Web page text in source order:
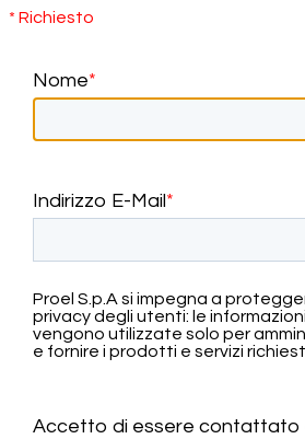
* Richiesto
Nome*
Indirizzo E-Mail*
Proel S.p.A si impegna a
privacy degli utenti: le
vengono utilizzate solo per
e fornire i prodotti e servizi
Accetto di essere contattato